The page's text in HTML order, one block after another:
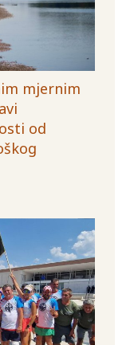
mjernim
od